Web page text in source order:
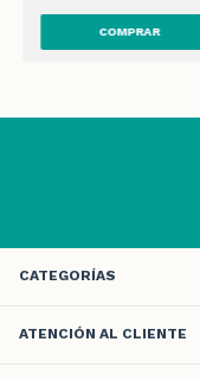
CATEGORÍAS
ATENCIÓN AL CLIENTE